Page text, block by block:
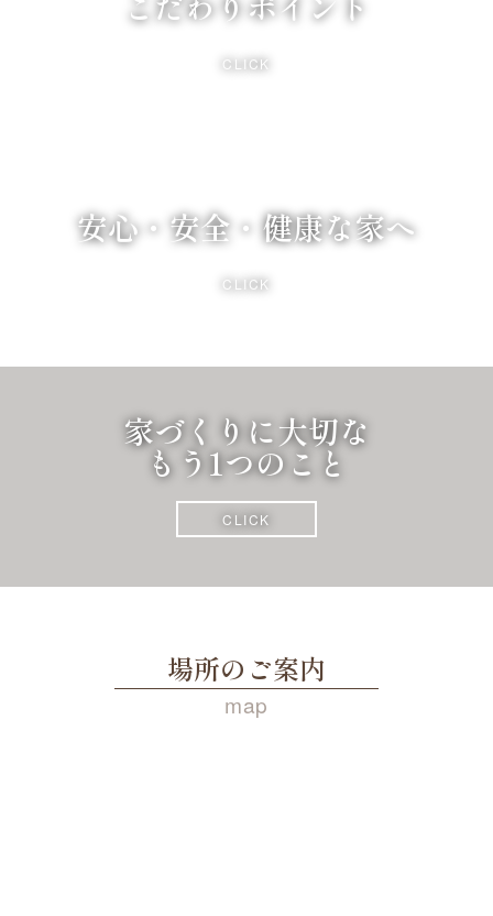
CLICK
安心・安全・健康な家へ
CLICK
家づくりに大切な
もう1つのこと
CLICK
場所のご案内
map